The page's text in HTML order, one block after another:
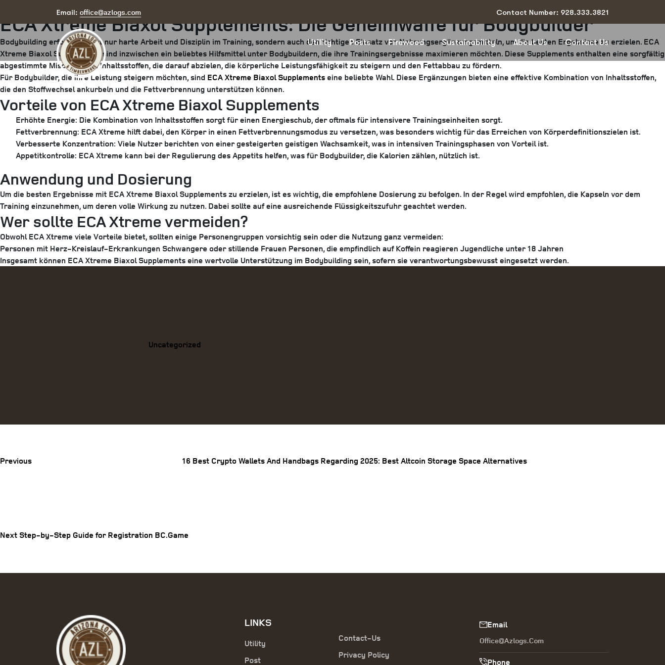
Email: office@azlogs.com Contact Number: 928.333.3821
Utility Posts Firewood Sustainability About Us Contact Us
ECA Xtreme Biaxol Supplements: Die Geheimwaffe für Bodybuilder
Bodybuilding erfordert nicht nur harte Arbeit und Disziplin im Training, sondern auch den richtigen Einsatz von Nahrungsergänzungsmitteln, um die besten Ergebnisse zu erzielen. ECA
Xtreme Biaxol Supplements sind inzwischen ein beliebtes Hilfsmittel unter Bodybuildern, die ihre Trainingsergebnisse maximieren möchten. Diese Supplements enthalten eine sorgfältig
abgestimmte Mischung von Inhaltsstoffen, die darauf abzielen, die körperliche Leistungsfähigkeit zu steigern und den Fettabbau zu fördern.
Für Bodybuilder, die ihre Leistung steigern möchten, sind ECA Xtreme Biaxol Supplementseine beliebte Wahl. Diese Ergänzungen bieten eine effektive Kombination von Inhaltsstoffen,
die den Stoffwechsel ankurbeln und die Fettverbrennung unterstützen können.
Vorteile von ECA Xtreme Biaxol Supplements
Erhöhte Energie: Die Kombination von Inhaltsstoffen sorgt für einen Energieschub, der oftmals für intensivere Trainingseinheiten sorgt.
Fettverbrennung: ECA Xtreme hilft dabei, den Körper in einen Fettverbrennungsmodus zu versetzen, was besonders wichtig für das Erreichen von Körperdefinitionszielen ist.
Verbesserte Konzentration: Viele Nutzer berichten von einer gesteigerten geistigen Wachsamkeit, was in intensiven Trainingsphasen von Vorteil ist.
Appetitkontrolle: ECA Xtreme kann bei der Regulierung des Appetits helfen, was für Bodybuilder, die Kalorien zählen, nützlich ist.
Anwendung und Dosierung
Um die besten Ergebnisse mit ECA Xtreme Biaxol Supplements zu erzielen, ist es wichtig, die empfohlene Dosierung zu befolgen. In der Regel wird empfohlen, die Kapseln vor dem
Training einzunehmen, um deren volle Wirkung zu nutzen. Dabei sollte auf eine ausreichende Flüssigkeitszufuhr geachtet werden.
Wer sollte ECA Xtreme vermeiden?
Obwohl ECA Xtreme viele Vorteile bietet, sollten einige Personengruppen vorsichtig sein oder die Nutzung ganz vermeiden:
Personen mit Herz-Kreislauf-Erkrankungen Schwangere oder stillende Frauen Personen, die empfindlich auf Koffein reagieren Jugendliche unter 18 Jahren
Insgesamt können ECA Xtreme Biaxol Supplements eine wertvolle Unterstützung im Bodybuilding sein, sofern sie verantwortungsbewusst eingesetzt werden.
Uncategorized
Previous
16 Best Crypto Wallets And Handbags Regarding 2025: Best Altcoin Storage Space Alternatives
Next Step-by-Step Guide for Registration BC.Game
LINKS
Utility
Post
Contact-Us
Privacy Policy
Email
Office@azlogs.com
Phone